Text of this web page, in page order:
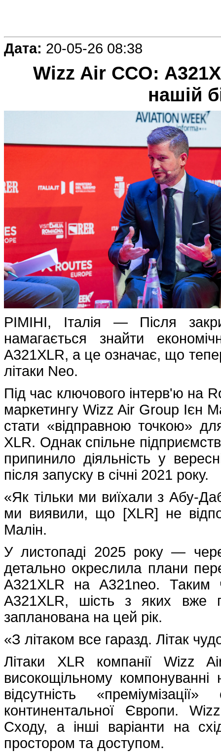
Дата: 20-05-26 08:38
Wizz Air CCO:
нашій
РІМІНІ, Італія — Після
намагається знайти
A321XLR, а це означає, що
літаки Neo.
Під час ключового інтерв'ю на
маркетингу Wizz Air Group Ієн
стати «відправною точкою»
XLR. Однак спільне
припинило діяльність у
після запуску в січні 2021 року.
«Як тільки ми виїхали з Абу-
ми виявили, що [XLR] не
Малін.
У листопаді 2025 року —
детально окреслила плани
A321XLR на A321neo.
A321XLR, шість з яких вже
запланована на цей рік.
«З літаком все гаразд. Літак
Літаки XLR компанії Wizz
високощільному
відсутність
континентальної Європи.
Сходу, а інші варіанти на
простором та доступом.